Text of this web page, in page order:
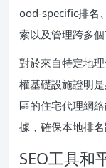
ood-specific排名
索以及管理跨多個
對於來自特定地
權基礎設施證明
區的住宅代理網
據，確保本地排
SEO工具和